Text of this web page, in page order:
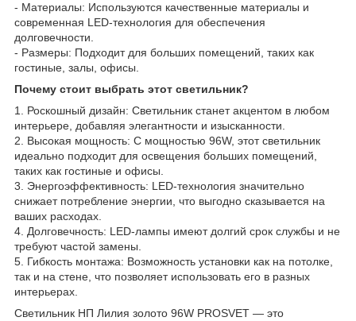
- Материалы: Используются качественные материалы и
современная LED-технология для обеспечения
долговечности.
- Размеры: Подходит для больших помещений, таких как
гостиные, залы, офисы.
Почему стоит выбрать этот светильник?
1. Роскошный дизайн: Светильник станет акцентом в любом
интерьере, добавляя элегантности и изысканности.
2. Высокая мощность: С мощностью 96W, этот светильник
идеально подходит для освещения больших помещений,
таких как гостиные и офисы.
3. Энергоэффективность: LED-технология значительно
снижает потребление энергии, что выгодно сказывается на
ваших расходах.
4. Долговечность: LED-лампы имеют долгий срок службы и не
требуют частой замены.
5. Гибкость монтажа: Возможность установки как на потолке,
так и на стене, что позволяет использовать его в разных
интерьерах.
Светильник НП Лилия золото 96W PROSVET — это